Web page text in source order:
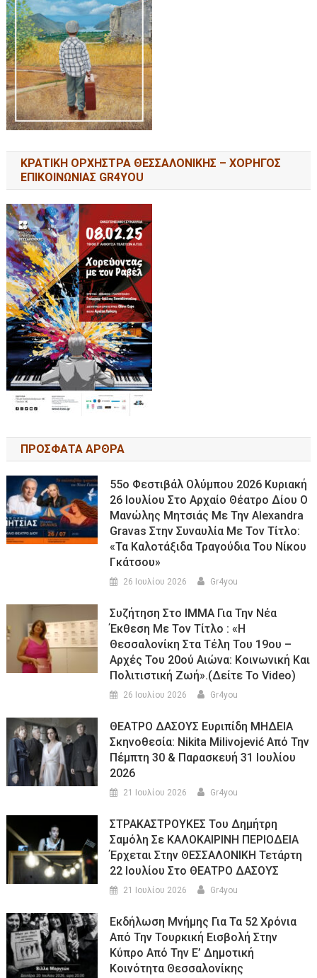
ΚΡΑΤΙΚΗ ΟΡΧΗΣΤΡΑ ΘΕΣΣΑΛΟΝΙΚΗΣ – ΧΟΡΗΓΟΣ
ΕΠΙΚΟΙΝΩΝΙΑΣ GR4YOU
ΠΡΟΣΦΑΤΑ ΑΡΘΡΑ
55ο Φεστιβάλ Ολύμπου 2026 Κυριακή
26 Ιουλίου Στο Αρχαίο Θέατρο Δίου Ο
Μανώλης Μητσιάς Με Την Alexandra
Gravas Στην Συναυλία Με Τον Τίτλο:
«τα Καλοτάξιδα Τραγούδια Του Νίκου
Γκάτσου»
26 Ιουλίου 2026 Gr4you
Συζήτηση Στο ΙΜΜΑ Για Την Νέα
Έκθεση Με Τον Τίτλο : «Η
Θεσσαλονίκη Στα Τέλη Του 19ου –
Αρχές Του 20ού Αιώνα: Κοινωνική Και
Πολιτιστική Ζωή».(Δείτε Το Video)
26 Ιουλίου 2026 Gr4you
ΘΕΑΤΡΟ ΔΑΣΟΥΣ Ευριπίδη ΜΗΔΕΙΑ
Σκηνοθεσία: Nikita Milivojević Από Την
Πέμπτη 30 & Παρασκευή 31 Ιουλίου
2026
21 Ιουλίου 2026 Gr4you
ΣΤΡΑΚΑΣΤΡΟΥΚΕΣ Του Δημήτρη
Σαμόλη Σε ΚΑΛΟΚΑΙΡΙΝΗ ΠΕΡΙΟΔΕΙΑ
Έρχεται Στην ΘΕΣΣΑΛΟΝΙΚΗ Τετάρτη
22 Ιουλίου Στο ΘΕΑΤΡΟ ΔΑΣΟΥΣ
21 Ιουλίου 2026 Gr4you
Εκδήλωση Μνήμης Για Τα 52 Χρόνια
Από Την Τουρκική Εισβολή Στην
Κύπρο Από Την Ε’ Δημοτική
Κοινότητα Θεσσαλονίκης